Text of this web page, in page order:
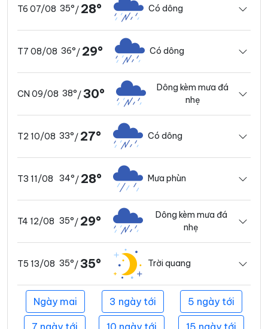
T6 07/08 35°/ 28° Có dông
T7 08/08 36°/ 29° Có dông
CN 09/08 38°/30°
Dông kèm mưa đá
nhẹ
T2 10/08 33°/ 27° Có dông
T3 11/08 34°/ 28° Mưa phùn
T4 12/08 35°/ 29°
Dông kèm mưa đá
nhẹ
T5 13/08 35°/35° Trời quang
Ngày mai 3 ngày tới 5 ngày tới
7 ngày tới 10 ngày tới 15 ngày tới